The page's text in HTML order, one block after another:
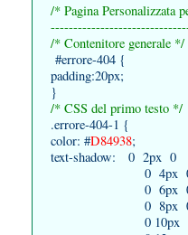
/* Pagina Personalizzata
/* Contenitore generale */
#errore-404 {
padding:20px;
}
/* CSS del primo testo */
.errore-404-1 {
color: #D84938;
text-shadow: 0 2px 0
0 4px 0
0 6px 0
0 8px 0
0 10px 0